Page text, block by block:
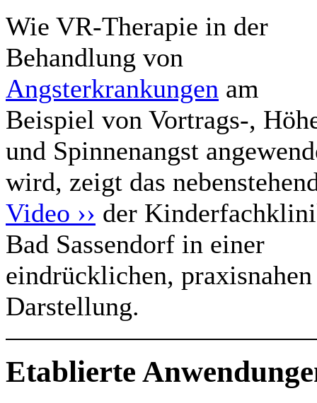
Wie VR-Therapie in der
Behandlung von
Angsterkrankungen am
Beispiel von Vortrags-,
und Spinnenangst
wird, zeigt das
Video ›› der
Bad Sassendorf in einer
eindrücklichen, praxisnahen
Darstellung.
Etablierte